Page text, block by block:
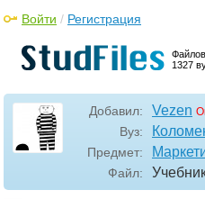
1327
Войти / Регистрация
Добавил: Vezen
Вуз:
Предмет:
Файл:
Емкость сегмента
Доступность сегмента
•
Существенность сегмента
Понятия спроса
Контролируемые факторы
Неконтролируемые
Доля рынка для торговой
Определение потенциала